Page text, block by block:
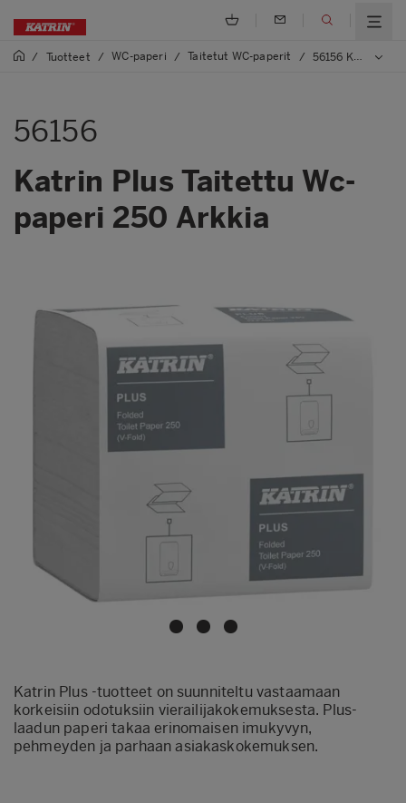
/ Tuotteet / WC-paperi / Taitetut WC-paperit / 56156 Katrin Plus Taitettu Wc-paperi 250 Arkkia
56156
Katrin Plus Taitettu Wc-
paperi 250 Arkkia
Katrin Plus -tuotteet on suunniteltu vastaamaan
korkeisiin odotuksiin vierailijakokemuksesta. Plus-
laadun paperi takaa erinomaisen imukyvyn,
pehmeyden ja parhaan asiakaskokemuksen.